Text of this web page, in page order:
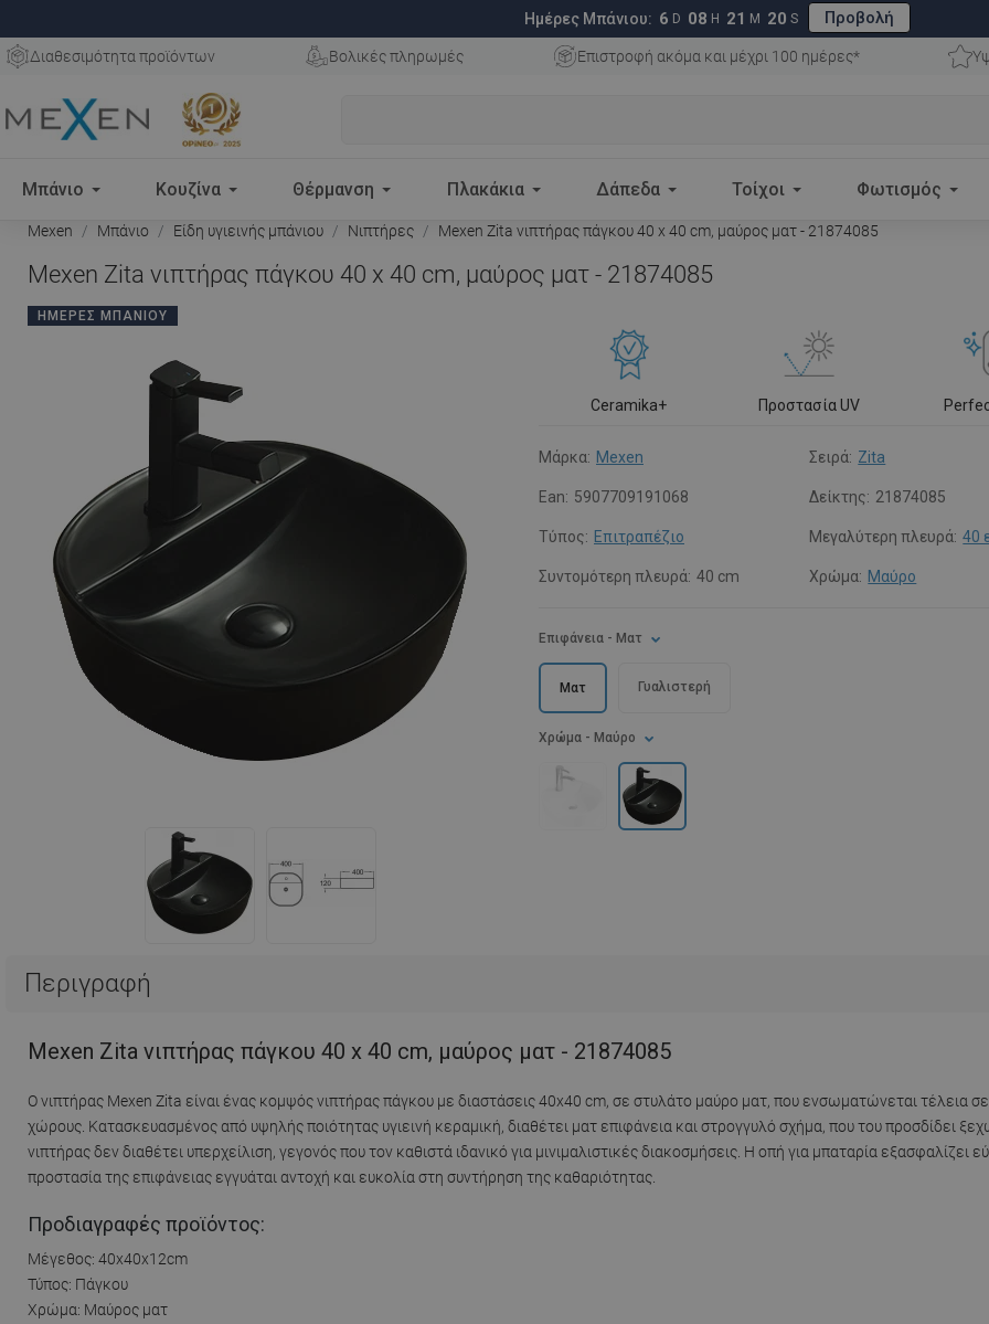
Ημέρες Μπάνιου: 6 D 08 H 21 M 19 S Προβολή
Διαθεσιμότητα προϊόντων Βολικές πληρωμές Επιστροφή ακόμα και μέχρι 100 ημέρες*
Μπάνιο Κουζίνα Θέρμανση Πλακάκια Δάπεδα Τοίχοι Φωτισμός
Mexen Μπάνιο Είδη υγιεινής μπάνιου Νιπτήρες Mexen Zita νιπτήρας πάγκου 40 x 40 cm, μαύρος ματ - 21874085
Mexen Zita νιπτήρας πάγκου 40 x 40 cm, μαύρος ματ - 21874085
ΗΜΈΡΕΣ ΜΠΆΝΙΟΥ
Ceramika+ Προστασία UV
Μάρκα: Mexen Σειρά: Zita
Ean: 5907709191068 Δείκτης: 21874085
Τύπος: Επιτραπέζιο Μεγαλύτερη πλευρά: 40
Συντομότερη πλευρά: 40 cm Χρώμα: Μαύρο
Χρώμα - Μαύρο
Επιφάνεια - Ματ
Ματ Γυαλιστερή
Περιγραφή
Mexen Zita νιπτήρας πάγκου 40 x 40 cm, μαύρος ματ - 21874085
Ο νιπτήρας Mexen Zita είναι ένας κομψός νιπτήρας πάγκου με διαστάσεις 40x40 cm, σε στυλάτο μαύρο ματ, που ενσωματώνεται τέλεια
χώρους. Κατασκευασμένος από υψηλής ποιότητας υγιεινή κεραμική, διαθέτει ματ επιφάνεια και στρογγυλό σχήμα, που του προσδίδει
νιπτήρας δεν διαθέτει υπερχείλιση, γεγονός που τον καθιστά ιδανικό για μινιμαλιστικές διακοσμήσεις. Η οπή για μπαταρία
προστασία της επιφάνειας εγγυάται αντοχή και ευκολία στη συντήρηση της καθαριότητας.
Προδιαγραφές προϊόντος:
Μέγεθος: 40x40x12cm
Τύπος: Πάγκου
Χρώμα: Μαύρος ματ